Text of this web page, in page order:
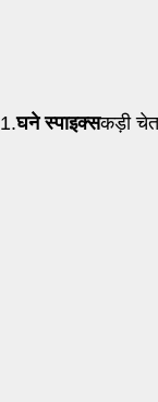
1.घने स्पाइक्सकड़ी